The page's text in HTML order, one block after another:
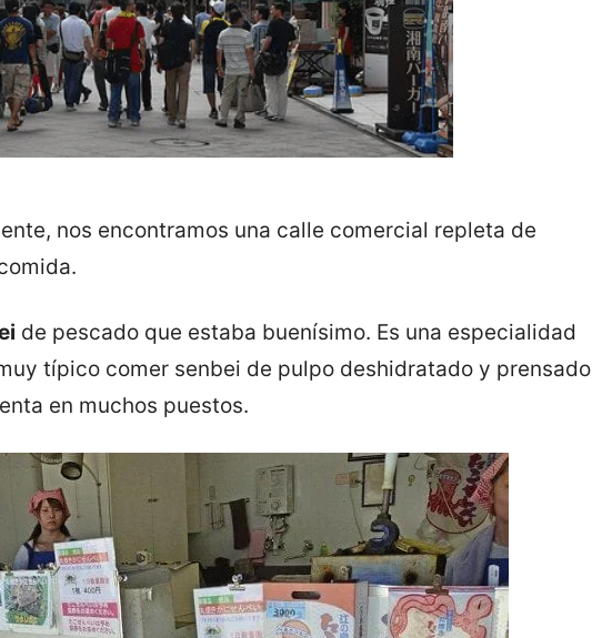
nos encontramos una calle comercial repleta de
de pescado que estaba buenísimo. Es una especialidad
típico comer senbei de pulpo deshidratado y prensado
en muchos puestos.